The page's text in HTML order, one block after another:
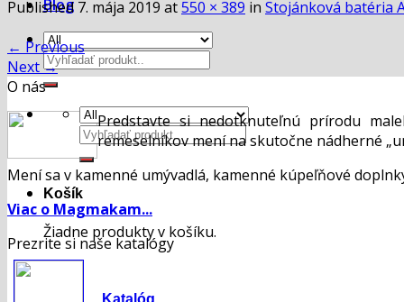
Blog
Hľadať:
Hľadať:
Košík
Žiadne produkty v košíku.
Published 7. mája 2019 at550 × 389 in Stojánková batéria
← Previous
Next→
O nás
Predstavte si nedotknuteľnú prírodu
remeselníkov mení na skutočne nádherné
Mení sa v kamenné umývadlá, kamenné kúpeľňové
Viac o Magmakam...
Prezrite si naše katalógy
Katalóg